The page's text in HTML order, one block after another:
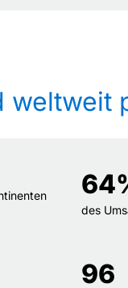
weltweit
64
des
96